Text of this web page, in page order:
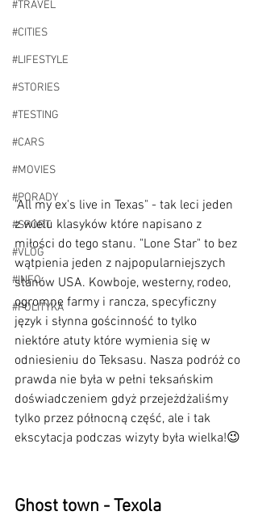
#TRAVEL
#CITIES
#LIFESTYLE
#STORIES
#TESTING
#CARS
#MOVIES
#PORADY
#SPORT
#VLOG
#INFO
#POLITYKA
"All my ex's live in Texas" - tak leci jeden
z wielu klasyków które napisano z
miłości do tego stanu. "Lone Star" to bez
wątpienia jeden z najpopularniejszych
stanów USA. Kowboje, westerny, rodeo,
ogromne farmy i rancza, specyficzny
język i słynna gościnność to tylko
niektóre atuty które wymienia się w
odniesieniu do Teksasu. Nasza podróż co
prawda nie była w pełni teksańskim
doświadczeniem gdyż przejeżdżaliśmy
tylko przez północną część, ale i tak
ekscytacja podczas wizyty była wielka!😉
Ghost town - Texola